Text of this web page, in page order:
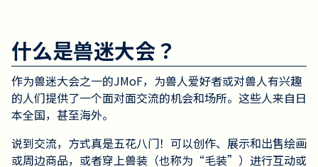
什么是兽迷大会？
作为兽迷大会之一的JMoF，为兽人爱好者或对兽人有兴趣
的人们提供了一个面对面交流的机会和场所。这些人来自日
本全国，甚至海外。
说到交流，方式真是五花八门！可以创作、展示和出售绘画
或周边商品，或者穿上兽装（也称为“毛装”）进行互动或